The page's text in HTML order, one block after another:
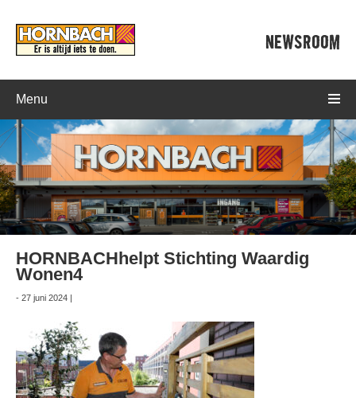
NEWSROOM
Menu
HORNBACHhelpt Stichting Waardig
Wonen4
- 27 juni 2024 |